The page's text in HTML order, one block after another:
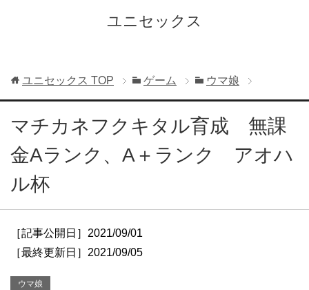
ユニセックス
ユニセックス TOP ゲーム ウマ娘
マチカネフクキタル育成 無課
金Aランク、A＋ランク アオハ
ル杯
［記事公開日］2021/09/01
［最終更新日］2021/09/05
ウマ娘